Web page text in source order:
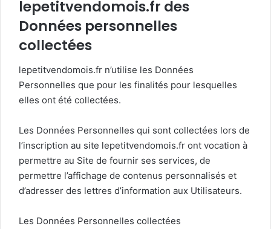
lepetitvendomois.fr des
Données personnelles
collectées
lepetitvendomois.fr n’utilise les Données
Personnelles que pour les finalités pour lesquelles
elles ont été collectées.
Les Données Personnelles qui sont collectées lors de
l’inscription au site lepetitvendomois.fr ont vocation à
permettre au Site de fournir ses services, de
permettre l’affichage de contenus personnalisés et
d’adresser des lettres d’information aux Utilisateurs.
Les Données Personnelles collectées